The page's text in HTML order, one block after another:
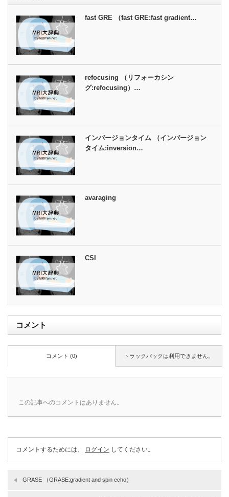
fast GRE （fast GRE:fast gradient…
refocusing （リフォーカシン
グ:refocusing）…
インバージョンタイム （インバージョン
タイム:inversion…
avaraging
CSI
コメント
トラックバックは利用できません。
コメント (0)
この記事へのコメントはありません。
コメントするためには、 ログイン してください。
GRASE （GRASE:gradient and spin echo）